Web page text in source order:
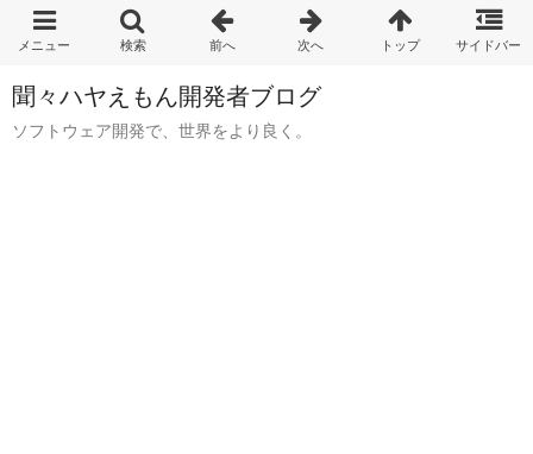
聞々ハヤえもん開発者ブログ
ソフトウェア開発で、世界をより良く。